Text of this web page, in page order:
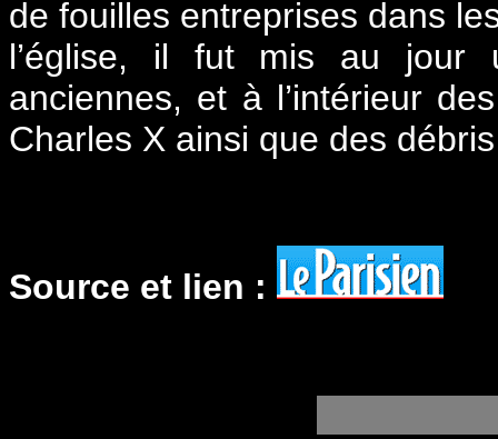
de fouilles entreprises dans
l’église, il fut mis au jour
anciennes, et à l’intérieur
Charles X ainsi que des
Source et lien :